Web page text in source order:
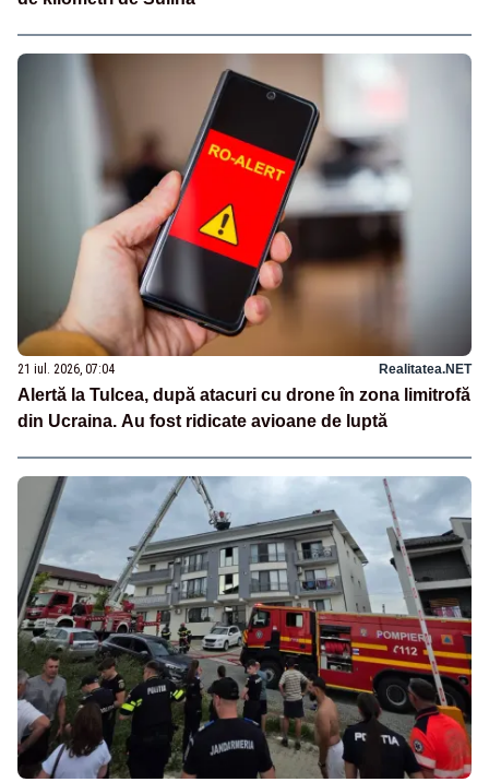
21 iul. 2026, 07:04 Realitatea.NET
Alertă la Tulcea, după atacuri cu drone în zona limitrofă
din Ucraina. Au fost ridicate avioane de luptă